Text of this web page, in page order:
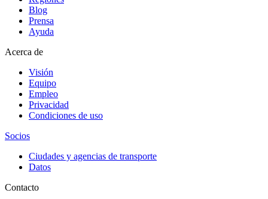
Blog
Prensa
Ayuda
Acerca de
Visión
Equipo
Empleo
Privacidad
Condiciones de uso
Socios
Ciudades y agencias de transporte
Datos
Contacto